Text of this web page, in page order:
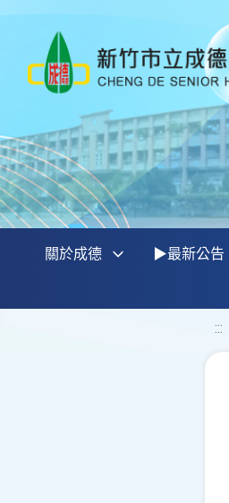
關於成德 ▶最新公告
:::